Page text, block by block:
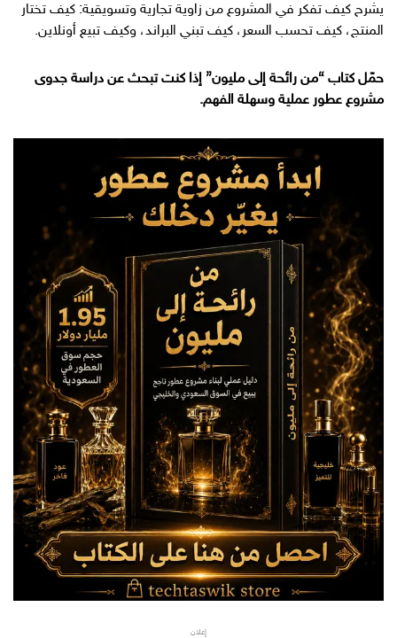
يشرح كيف تفكر في المشروع من زاوية تجارية وتسويقية: كيف تختار
المنتج، كيف تحسب السعر، كيف تبني البراند، وكيف تبيع أونلاين.
حمّل كتاب “من رائحة إلى مليون” إذا كنت تبحث عن دراسة جدوى
مشروع عطور عملية وسهلة الفهم.
إعلان